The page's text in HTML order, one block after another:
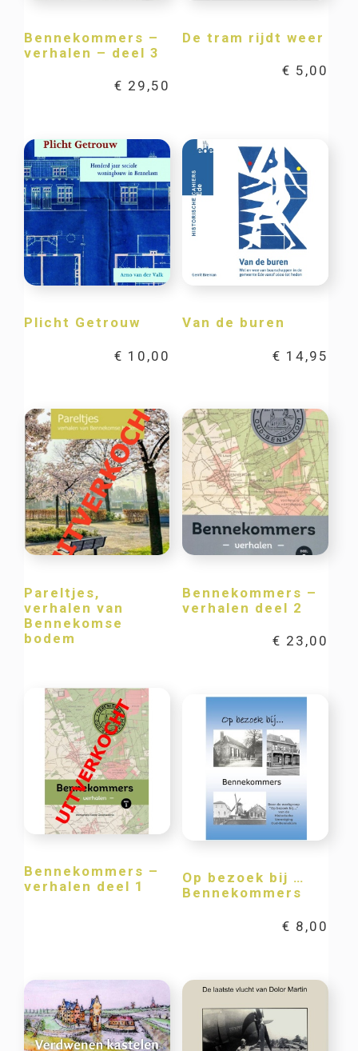
Bennekommers –
verhalen – deel 3
€ 29,50
De tram rijdt weer
€ 5,00
Plicht Getrouw
€ 10,00
Van de buren
€ 14,95
Pareltjes,
verhalen van
Bennekomse
bodem
Bennekommers –
verhalen deel 2
€ 23,00
Bennekommers –
verhalen deel 1
Op bezoek bij …
Bennekommers
€ 8,00